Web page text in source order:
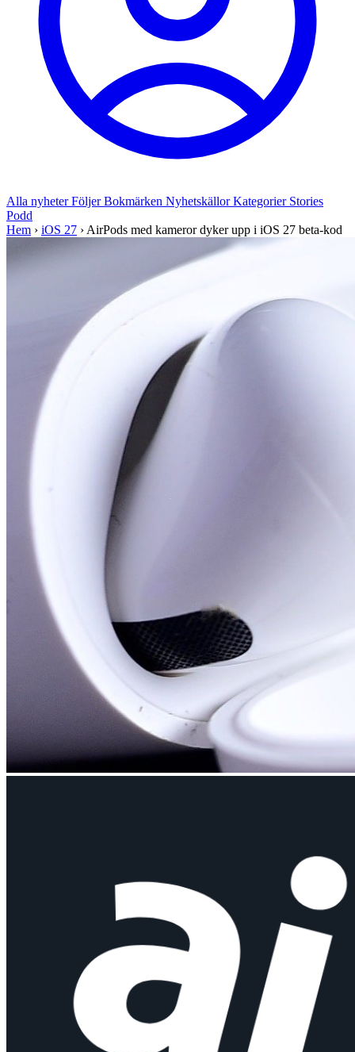
Alla nyheterFöljerBokmärken NyhetskällorKategorier Stories
Podd
Hem › iOS 27 › AirPods med kameror dyker upp i iOS 27 beta-kod